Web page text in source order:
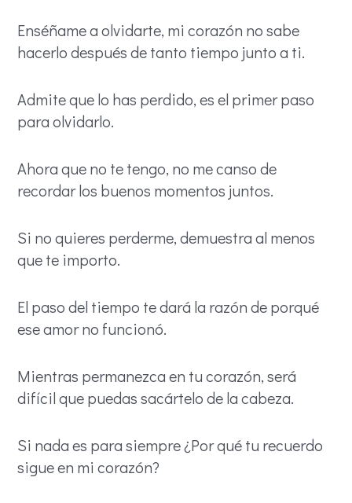
Enséñame a olvidarte, mi corazón no sabe
hacerlo después de tanto tiempo junto a ti.
Admite que lo has perdido, es el primer paso
para olvidarlo.
Ahora que no te tengo, no me canso de
recordar los buenos momentos juntos.
Si no quieres perderme, demuestra al menos
que te importo.
El paso del tiempo te dará la razón de porqué
ese amor no funcionó.
Mientras permanezca en tu corazón, será
difícil que puedas sacártelo de la cabeza.
Si nada es para siempre ¿Por qué tu recuerdo
sigue en mi corazón?